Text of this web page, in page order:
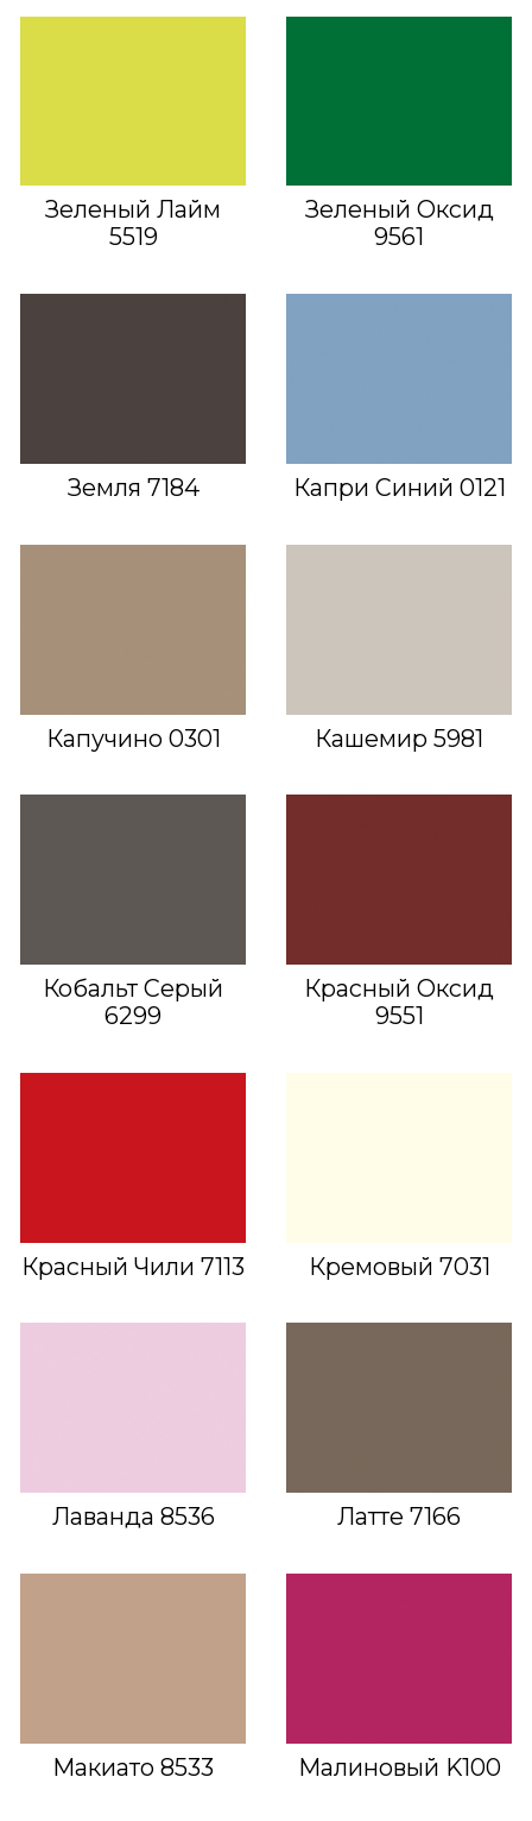
Зеленый Лайм
5519
Зеленый Оксид
9561
Земля 7184 Капри Синий 0121
Капучино 0301 Кашемир 5981
Кобальт Серый
6299
Красный Оксид
9551
Красный Чили 7113 Кремовый 7031
Лаванда 8536 Латте 7166
Макиато 8533 Малиновый K100